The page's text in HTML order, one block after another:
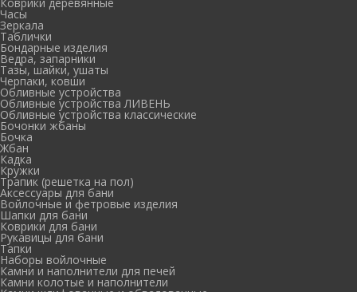
Часы
Зеркала
Таблички
Бондарные изделия
Ведра, запарники
Тазы, шайки, ушаты
Черпаки, ковши
Обливные устройства
Обливные устройства ЛИВЕНЬ
Обливные устройства классические
Бочонки жбаны
Бочка
Жбан
Кадка
Кружки
Трапик (решетка на пол)
Аксессуары для бани
Войлочные и фетровые изделия
Шапки для бани
Коврики для бани
Рукавицы для бани
Тапки
Наборы войлочные
Камни и наполнители для печей
Камни колотые и наполнители